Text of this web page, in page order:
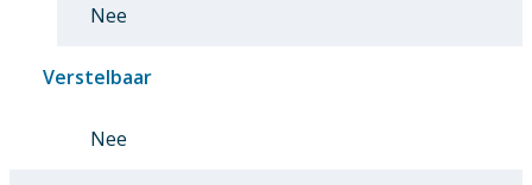
Nee
Verstelbaar
Nee